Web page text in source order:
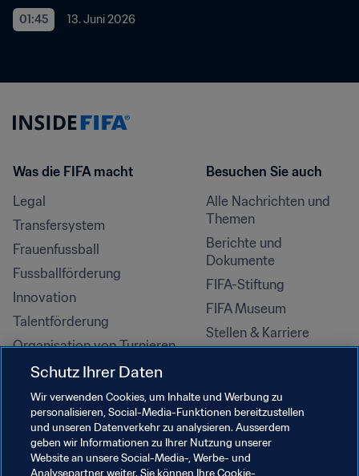
01:45 13. Juni 2026
Was die FIFA macht
Legal
Transfersystem
Frauenfussball
Fussballförderung
Innovation
Talentförderung
Organisation von Turnieren
Nachhaltigkeit
Menschenrechte und
Antidiskriminierung
Gesundheit und Medizin
Bildungsinitiativen
Besuchen Sie auch
Alle Nachrichten und
Themen
Berichte und
Dokumente
FIFA-Stiftung
FIFA Museum
Stellen & Karriere
Schutz Ihrer Daten
Wir verwenden Cookies, um Inhalte und Werbung zu
personalisieren, Social-Media-Funktionen bereitzustellen
und unseren Datenverkehr zu analysieren. Ausserdem
geben wir Informationen zu Ihrer Nutzung unserer
Website an unsere Social-Media-, Werbe- und
Analysepartner weiter. Sie können Ihre Cookie-